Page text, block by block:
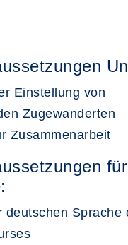
Einstellung von
Zugewanderten
Zusammenarbeit
deutschen Sprache